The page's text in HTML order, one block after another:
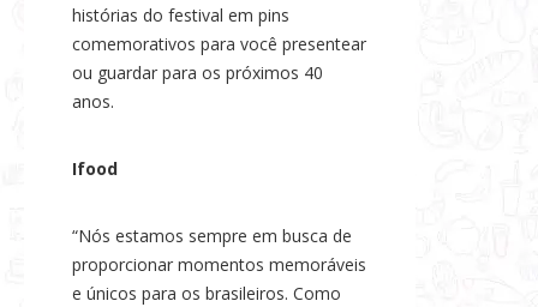
histórias do festival em pins
comemorativos para você presentear
ou guardar para os próximos 40
anos.
Ifood
“Nós estamos sempre em busca de
proporcionar momentos memoráveis
e únicos para os brasileiros. Como